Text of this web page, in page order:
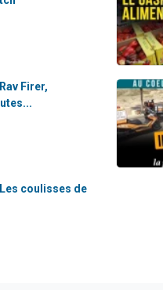
Firer,
coulisses de